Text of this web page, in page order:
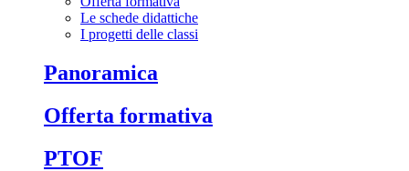
Le schede didattiche
I progetti delle classi
Panoramica
Offerta formativa
PTOF